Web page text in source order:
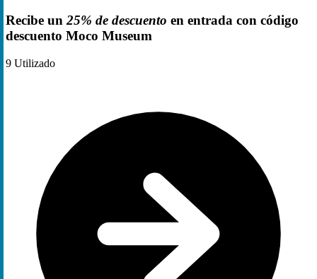
Recibe un 25% de descuento en entrada con código
descuento Moco Museum
9 Utilizado